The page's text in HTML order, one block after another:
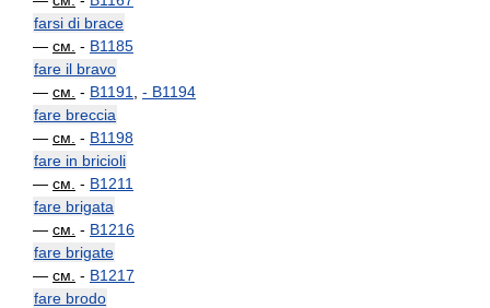
farsi di brace
— см. - B1185
fare il bravo
— см. - B1191 - B1194
fare breccia
— см. - B1198
fare in bricioli
— см. - B1211
fare brigata
— см. - B1216
fare brigate
— см. - B1217
fare brodo